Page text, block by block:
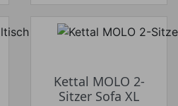
Kettal MOLO 2-
Sitzer Sofa XL